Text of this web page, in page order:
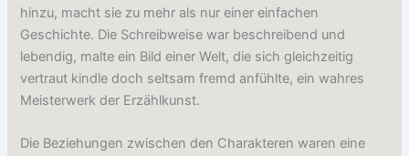
hinzu, macht sie zu mehr als nur einer einfachen
Geschichte. Die Schreibweise war beschreibend und
lebendig, malte ein Bild einer Welt, die sich gleichzeitig
vertraut kindle doch seltsam fremd anfühlte, ein wahres
Meisterwerk der Erzählkunst.
Die Beziehungen zwischen den Charakteren waren eine